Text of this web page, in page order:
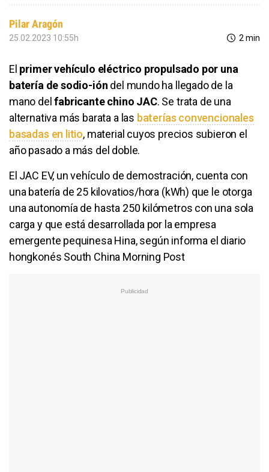
Pilar Aragón
25.02.2023 10:55h 2 min
El primer vehículo eléctrico propulsado por una
batería de sodio-ión del mundo ha llegado de la
mano delfabricante chino JAC. Se trata de una
alternativa más barata a las baterías convencionales
basadas en litio, material cuyos precios subieron el
año pasado a más del doble.
El JAC EV, un vehículo de demostración, cuenta con
una batería de 25 kilovatios/hora (kWh) que le otorga
una autonomía de hasta 250 kilómetros con una sola
carga y que está desarrollada por la empresa
emergente pequinesa Hina, según informa el diario
hongkonés South China Morning Post